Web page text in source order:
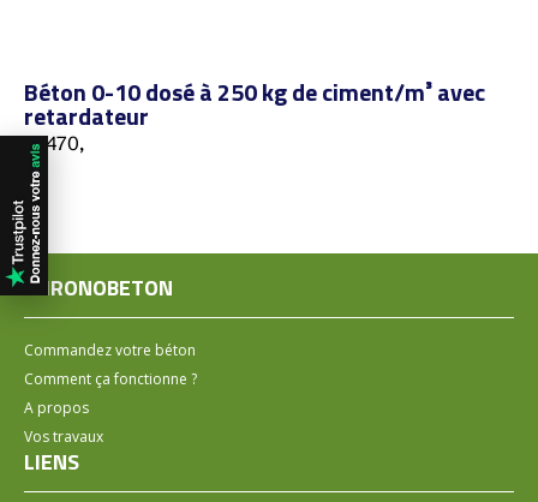
Béton 0-10 dosé à 250 kg de ciment/m³ avec
retardateur
67470,
CHRONOBETON
Commandez votre béton
Comment ça fonctionne ?
A propos
Vos travaux
LIENS